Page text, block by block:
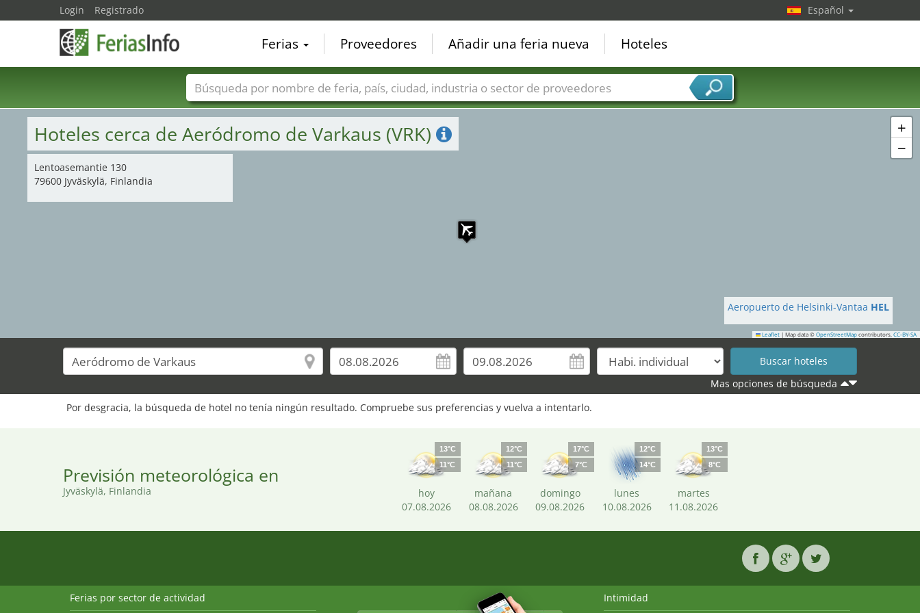
+
−
Leaflet | Map data © OpenStreetMap contributors, CC-BY-SA
Hoteles cerca de Aeródromo de Varkaus (VRK)
Lentoasemantie 130
79600 Jyväskylä, Finlandia
Aeropuerto de Helsinki-Vantaa HEL
Mas opciones de búsqueda
Por desgracia, la búsqueda de hotel no tenía ningún resultado. Compruebe sus preferencias y vuelva a intentarlo.
Previsión meteorológica en
Jyväskylä, Finlandia
13°C
11°C
hoy
07.08.2026
12°C
11°C
mañana
08.08.2026
17°C
7°C
domingo
09.08.2026
12°C
14°C
lunes
10.08.2026
13°C
8°C
martes
11.08.2026
Login Registrado Español
Ferias Proveedores Añadir una feria nueva Hoteles
Nombres de ferias Países Ciudades Sectores de ferias Sectores de proveedor de servicios
Ferias por sector de actividad Intimidad